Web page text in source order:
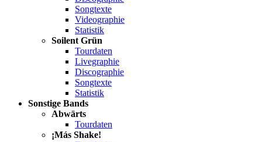
Songtexte
Videographie
Statistik
Soilent Grün
Tourdaten
Livegraphie
Discographie
Songtexte
Statistik
Sonstige Bands
Abwärts
Tourdaten
¡Más Shake!